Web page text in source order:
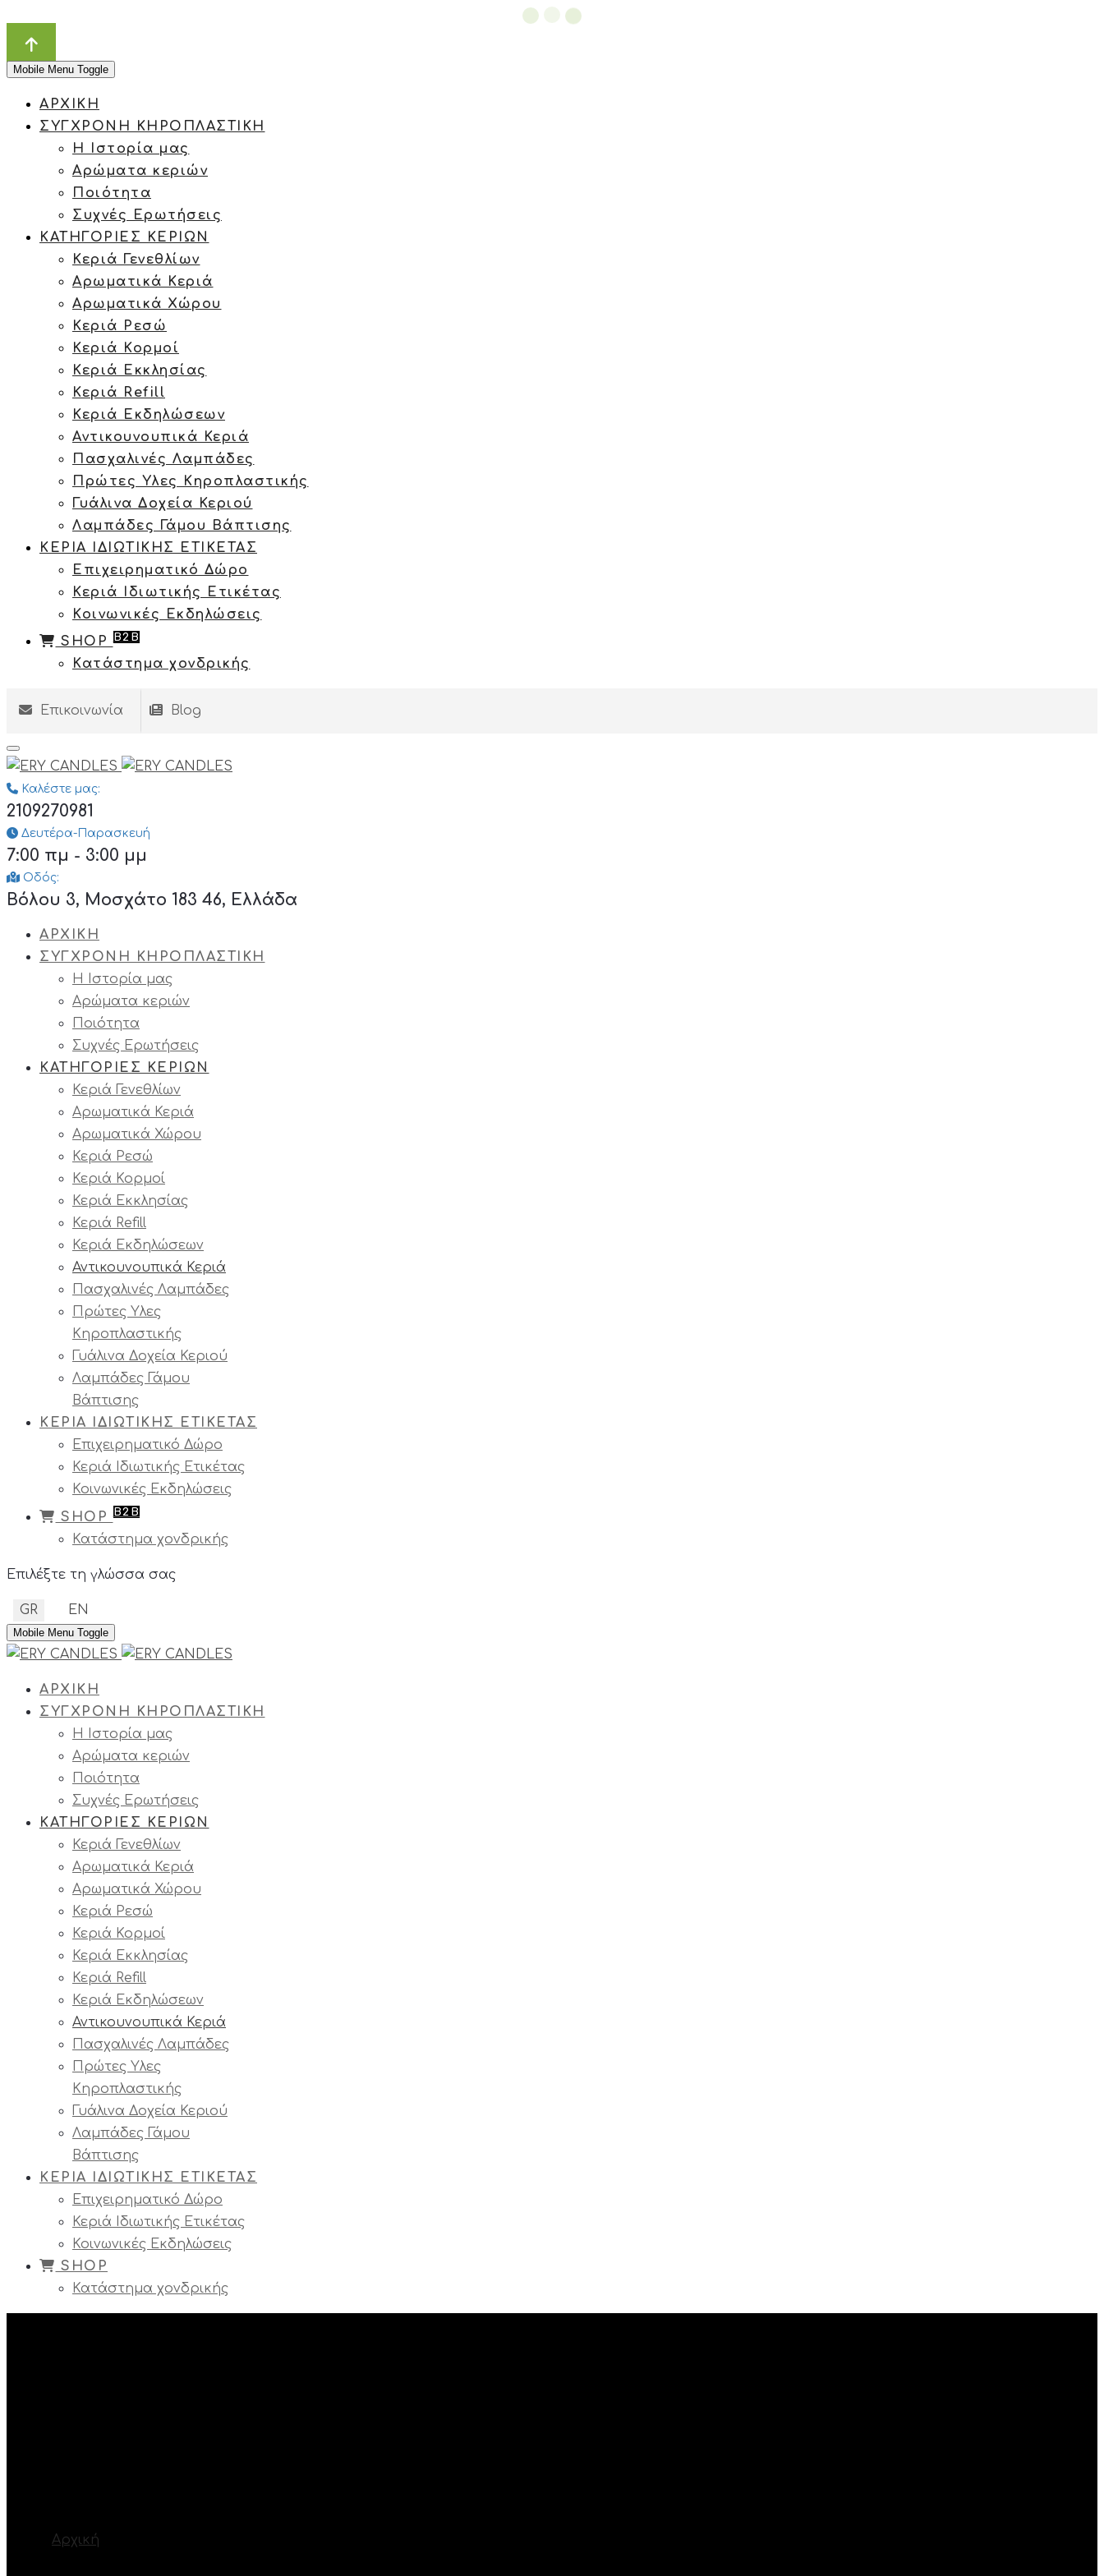
Mobile Menu Toggle
ΑΡΧΙΚΗ
ΣΥΓΧΡΟΝΗ ΚΗΡΟΠΛΑΣΤΙΚΗ
Η Ιστορία μας
Αρώματα κεριών
Ποιότητα
Συχνές Ερωτήσεις
ΚΑΤΗΓΟΡΙΕΣ ΚΕΡΙΩΝ
Κεριά Γενεθλίων
Αρωματικά Κεριά
Αρωματικά Χώρου
Κεριά Ρεσώ
Κεριά Κορμοί
Κεριά Εκκλησίας
Κεριά Refill
Κεριά Εκδηλώσεων
Αντικουνουπικά Κεριά
Πασχαλινές Λαμπάδες
Πρώτες Υλες Κηροπλαστικής
Γυάλινα Δοχεία Κεριού
Λαμπάδες Γάμου Βάπτισης
ΚΕΡΙΑ ΙΔΙΩΤΙΚΗΣ ΕΤΙΚΕΤΑΣ
Επιχειρηματικό Δώρο
Κεριά Ιδιωτικής Ετικέτας
Κοινωνικές Εκδηλώσεις
SHOPB2B
Κατάστημα χονδρικής
Επικοινωνία Blog
Καλέστε μας:
2109270981
Δευτέρα-Παρασκευή
7:00 πμ - 3:00 μμ
Οδός:
Βόλου 3, Μοσχάτο 183 46, Ελλάδα
ΑΡΧΙΚΗ
ΣΥΓΧΡΟΝΗ ΚΗΡΟΠΛΑΣΤΙΚΗ
Η Ιστορία μας
Αρώματα κεριών
Ποιότητα
Συχνές Ερωτήσεις
ΚΑΤΗΓΟΡΙΕΣ ΚΕΡΙΩΝ
Κεριά Γενεθλίων
Αρωματικά Κεριά
Αρωματικά Χώρου
Κεριά Ρεσώ
Κεριά Κορμοί
Κεριά Εκκλησίας
Κεριά Refill
Κεριά Εκδηλώσεων
Αντικουνουπικά Κεριά
Πασχαλινές Λαμπάδες
Πρώτες Υλες
Κηροπλαστικής
Γυάλινα Δοχεία Κεριού
Λαμπάδες Γάμου
Βάπτισης
ΚΕΡΙΑ ΙΔΙΩΤΙΚΗΣ ΕΤΙΚΕΤΑΣ
Επιχειρηματικό Δώρο
Κεριά Ιδιωτικής Ετικέτας
Κοινωνικές Εκδηλώσεις
SHOPB2B
Κατάστημα χονδρικής
Επιλέξτε τη γλώσσα σας
GR EN
Mobile Menu Toggle
ΑΡΧΙΚΗ
ΣΥΓΧΡΟΝΗ ΚΗΡΟΠΛΑΣΤΙΚΗ
Η Ιστορία μας
Αρώματα κεριών
Ποιότητα
Συχνές Ερωτήσεις
ΚΑΤΗΓΟΡΙΕΣ ΚΕΡΙΩΝ
Κεριά Γενεθλίων
Αρωματικά Κεριά
Αρωματικά Χώρου
Κεριά Ρεσώ
Κεριά Κορμοί
Κεριά Εκκλησίας
Κεριά Refill
Κεριά Εκδηλώσεων
Αντικουνουπικά Κεριά
Πασχαλινές Λαμπάδες
Πρώτες Υλες
Κηροπλαστικής
Γυάλινα Δοχεία Κεριού
Λαμπάδες Γάμου
Βάπτισης
ΚΕΡΙΑ ΙΔΙΩΤΙΚΗΣ ΕΤΙΚΕΤΑΣ
Επιχειρηματικό Δώρο
Κεριά Ιδιωτικής Ετικέτας
Κοινωνικές Εκδηλώσεις
SHOP
Κατάστημα χονδρικής
Αρχική